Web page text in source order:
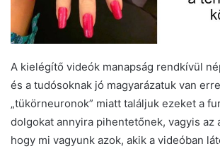
A kielégítő videók manapság rendkívül
és a tudósoknak jó magyarázatuk van
„tükörneuronok” miatt találjuk ezeket a
dolgokat annyira pihentetőnek, vagyis az
hogy mi vagyunk azok, akik a videóban